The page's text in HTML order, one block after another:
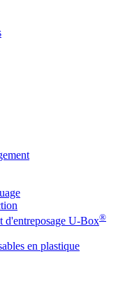
d'entreposage U-Box®
en plastique